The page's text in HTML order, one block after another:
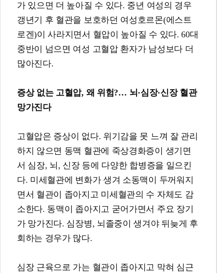
가 있으면 더 높아질 수 있다. 중년 여성의 경우
갱년기 후 혈관을 보호하던 여성호르몬(에스트
로겐)이 사라지면서 혈압이 높아질 수 있다. 60대
중반이 넘으면 여성 고혈압 환자가 남성보다 더
많아진다.
증상 없는 고혈압, 왜 위험?… 뇌 ·심장·신장 혈관
망가진다
고혈압은 증상이 없다. 위기감을 못 느껴 잘 관리
하지 않으면 동맥 혈관에 죽상경화증이 생기면
서 심장, 뇌, 신장 등에 다양한 합병증을 일으킨
다. 미세혈관에 변화가 생겨 소동맥이 두꺼워지
면서 혈관이 좁아지고 미세혈관의 수 자체도 감
소한다. 동맥이 좁아지고 굳어가면서 주요 장기
가 망가진다. 심장병, 뇌졸중이 생겨야 뒤늦게 후
회하는 경우가 많다.
심장 근육으로 가는 혈관이 좁아지고 막혀 심근